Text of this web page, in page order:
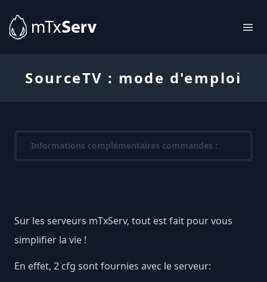
SourceTV : mode d'emploi
Informations complémentaires commandes :
Sur les serveurs mTxServ, tout est fait pour vous
simplifier la vie !
En effet, 2 cfg sont fournies avec le serveur: